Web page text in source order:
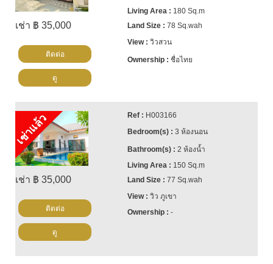
หากต้องการข้อมูลเพิ่มเติมหรือนัดหมายเข้าชม
โครงการ ติดต่อ
Cornerstone Real Estate
📧
info@cornerstone.co.th
📲 WhatsApp: +66807945904
💬 LINE ID: @cornerstonepattaya
🤝ติดต่อเราวันนี้!
👍Facebook
📸Instagram
▶️YouTube
เช่า ฿ 35,000
180 Sq.m
78 Sq.wah
วิวสวน
ชื่อไทย
ติดต่อ
ดู
เช่าแล้ว
เช่า ฿ 35,000
H003166
3 ห้องนอน
2 ห้องน้ำ
150 Sq.m
77 Sq.wah
วิว ภูเขา
-
ติดต่อ
ดู